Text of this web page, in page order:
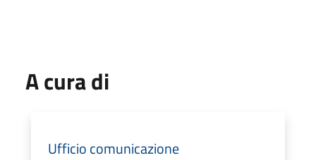
A cura di
Ufficio comunicazione